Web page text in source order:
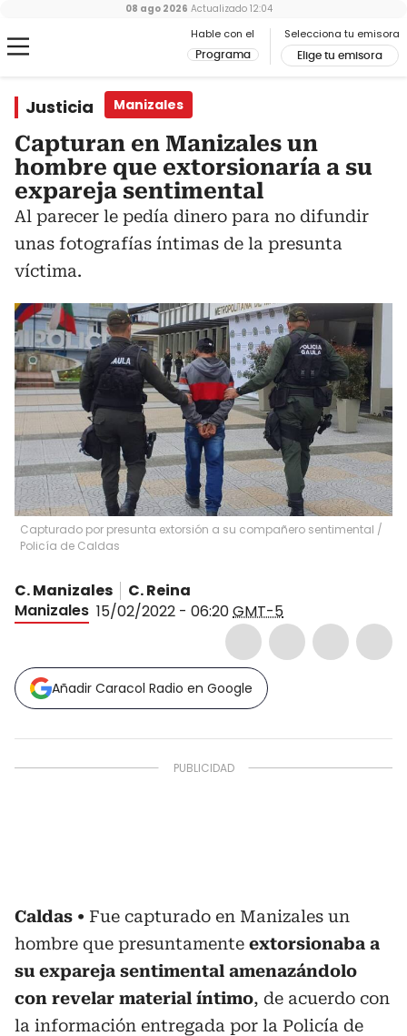
Hable con el
Programa
Selecciona tu emisora
Elige tu emisora
08 ago 2026 Actualizado 12:04
Justicia Manizales
Capturan en Manizales un
hombre que extorsionaría a su
expareja sentimental
Al parecer le pedía dinero para no difundir
unas fotografías íntimas de la presunta
víctima.
Capturado por presunta extorsión a su compañero sentimental /
Policía de Caldas
C. Manizales
C. Reina
Manizales 15/02/2022 - 06:20GMT-5
Añadir Caracol Radio en Google
Caldas
Fue capturado en Manizales un
hombre que presuntamente extorsionaba a
su expareja sentimental amenazándolo
con revelar material íntimo, de acuerdo con
la información entregada por la Policía de